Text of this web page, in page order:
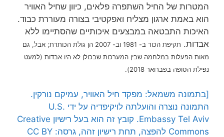
המטרות של החיל השתפרה פלאים, כיוון שחיל האוויר
הוא באמת ארגון מצליח ואפקטיבי בצורה מעוררת כבוד.
האיכות התבטאה במבצעים איכותיים שהסתיימו ללא
אבדות.
תקיפת הכור ב- 1981 וב- 2007 הן גולת הכותרת; אבל, גם
מאות הפעלות במלחמה שבין המערכות שבכולן לא היו אבדות (למעט
נפילת הסופה בפברואר 2018).
[בתמונה משמאל: מפקד חיל האוויר, עמיקם נורקין.
התמונה נוצרה והועלתה לויקיפדיה על ידי U.S.
Embassy Tel Aviv. קובץ זה הוא בעל רישיון Creative
Commons להפצה, תחת רישיון זהה, גרסה: CC BY